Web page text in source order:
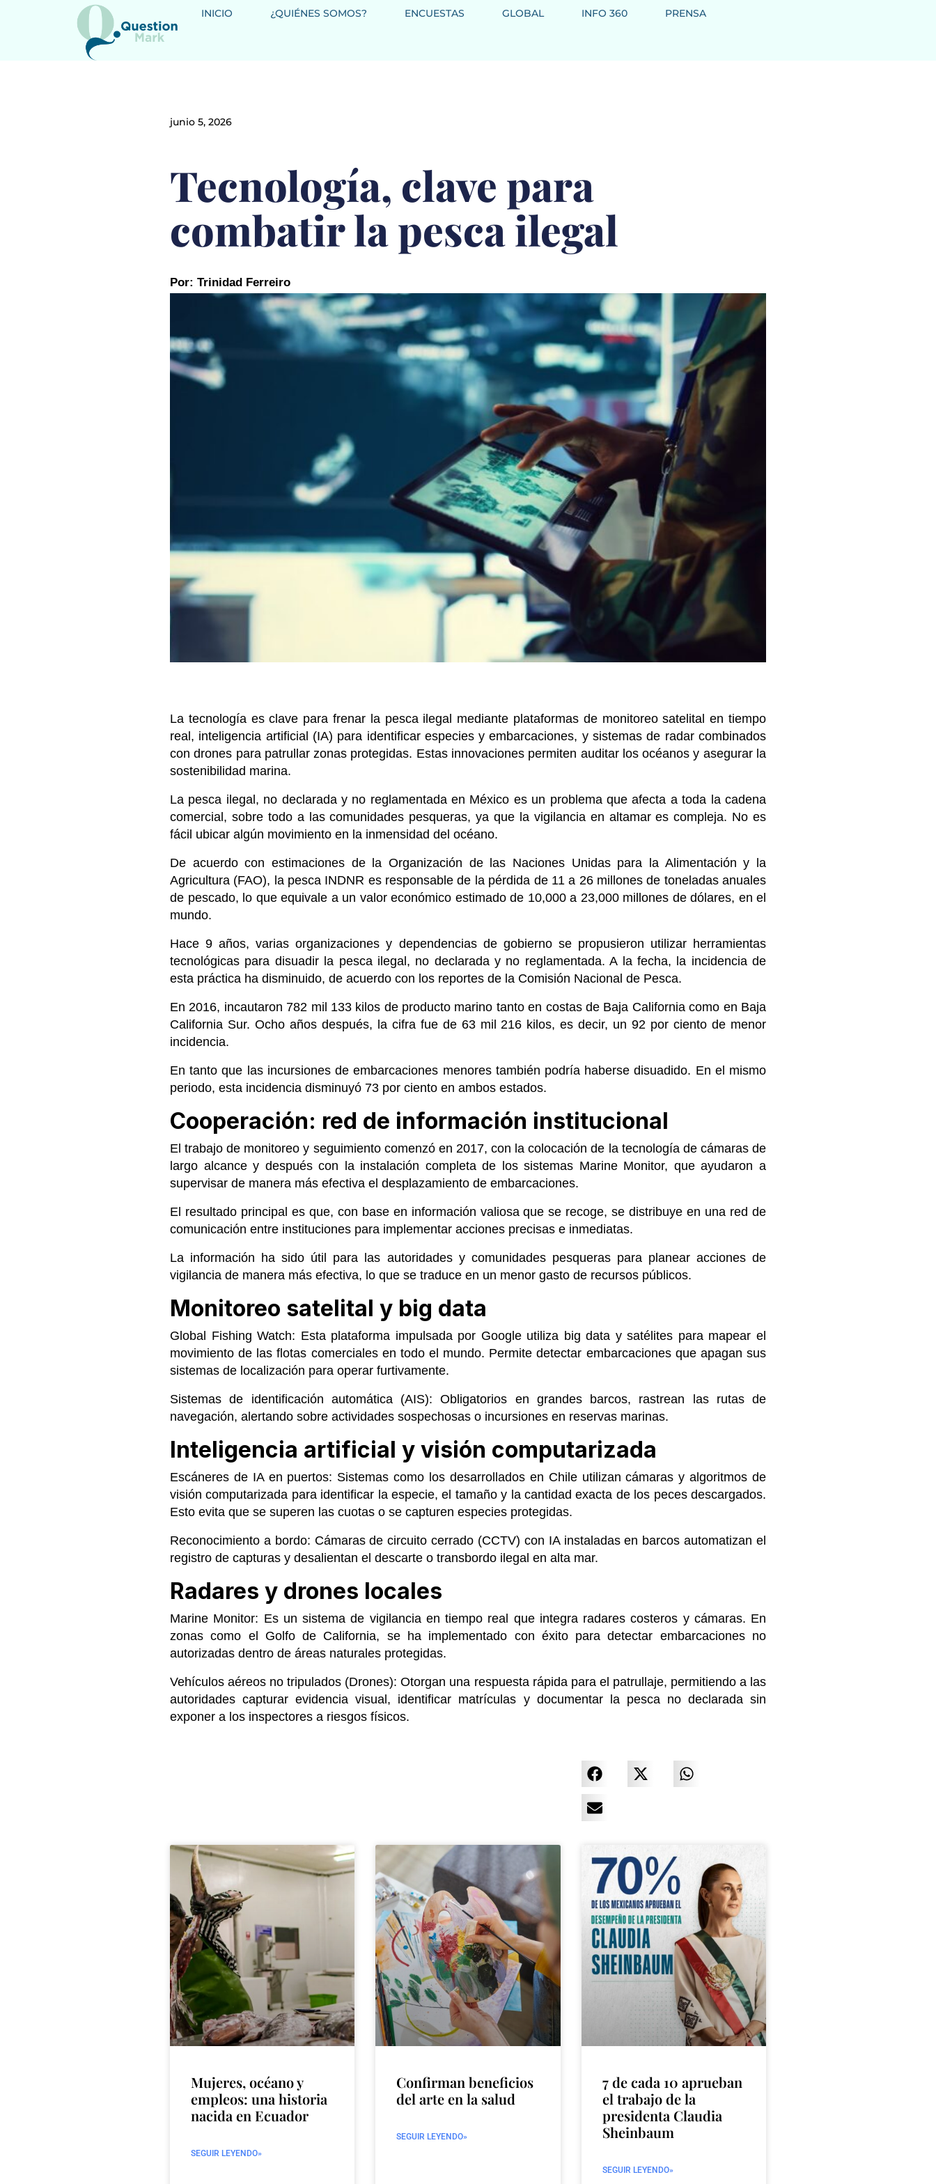
INICIO ¿QUIÉNES SOMOS? ENCUESTAS GLOBAL INFO 360 PRENSA
junio 5, 2026
Tecnología, clave para
combatir la pesca ilegal
Por: Trinidad Ferreiro
La tecnología es clave para frenar la pesca ilegal mediante plataformas de monitoreo satelital en tiempo
real, inteligencia artificial (IA) para identificar especies y embarcaciones, y sistemas de radar combinados
con drones para patrullar zonas protegidas. Estas innovaciones permiten auditar los océanos y asegurar la
sostenibilidad marina.
La pesca ilegal, no declarada y no reglamentada en México es un problema que afecta a toda la cadena
comercial, sobre todo a las comunidades pesqueras, ya que la vigilancia en altamar es compleja. No es
fácil ubicar algún movimiento en la inmensidad del océano.
De acuerdo con estimaciones de la Organización de las Naciones Unidas para la Alimentación y la
Agricultura (FAO), la pesca INDNR es responsable de la pérdida de 11 a 26 millones de toneladas anuales
de pescado, lo que equivale a un valor económico estimado de 10,000 a 23,000 millones de dólares, en el
mundo.
Hace 9 años, varias organizaciones y dependencias de gobierno se propusieron utilizar herramientas
tecnológicas para disuadir la pesca ilegal, no declarada y no reglamentada. A la fecha, la incidencia de
esta práctica ha disminuido, de acuerdo con los reportes de la Comisión Nacional de Pesca.
En 2016, incautaron 782 mil 133 kilos de producto marino tanto en costas de Baja California como en Baja
California Sur. Ocho años después, la cifra fue de 63 mil 216 kilos, es decir, un 92 por ciento de menor
incidencia.
En tanto que las incursiones de embarcaciones menores también podría haberse disuadido. En el mismo
periodo, esta incidencia disminuyó 73 por ciento en ambos estados.
Cooperación: red de información institucional
El trabajo de monitoreo y seguimiento comenzó en 2017, con la colocación de la tecnología de cámaras de
largo alcance y después con la instalación completa de los sistemas Marine Monitor, que ayudaron a
supervisar de manera más efectiva el desplazamiento de embarcaciones.
El resultado principal es que, con base en información valiosa que se recoge, se distribuye en una red de
comunicación entre instituciones para implementar acciones precisas e inmediatas.
La información ha sido útil para las autoridades y comunidades pesqueras para planear acciones de
vigilancia de manera más efectiva, lo que se traduce en un menor gasto de recursos públicos.
Monitoreo satelital y big data
Global Fishing Watch: Esta plataforma impulsada por Google utiliza big data y satélites para mapear el
movimiento de las flotas comerciales en todo el mundo. Permite detectar embarcaciones que apagan sus
sistemas de localización para operar furtivamente.
Sistemas de identificación automática (AIS): Obligatorios en grandes barcos, rastrean las rutas de
navegación, alertando sobre actividades sospechosas o incursiones en reservas marinas.
Inteligencia artificial y visión computarizada
Escáneres de IA en puertos: Sistemas como los desarrollados en Chile utilizan cámaras y algoritmos de
visión computarizada para identificar la especie, el tamaño y la cantidad exacta de los peces descargados.
Esto evita que se superen las cuotas o se capturen especies protegidas.
Reconocimiento a bordo: Cámaras de circuito cerrado (CCTV) con IA instaladas en barcos automatizan el
registro de capturas y desalientan el descarte o transbordo ilegal en alta mar.
Radares y drones locales
Marine Monitor: Es un sistema de vigilancia en tiempo real que integra radares costeros y cámaras. En
zonas como el Golfo de California, se ha implementado con éxito para detectar embarcaciones no
autorizadas dentro de áreas naturales protegidas.
Vehículos aéreos no tripulados (Drones): Otorgan una respuesta rápida para el patrullaje, permitiendo a las
autoridades capturar evidencia visual, identificar matrículas y documentar la pesca no declarada sin
exponer a los inspectores a riesgos físicos.
Mujeres, océano y
empleos: una historia
nacida en Ecuador
SEGUIR LEYENDO»
Confirman beneficios
del arte en la salud
SEGUIR LEYENDO»
7 de cada 10 aprueban
el trabajo de la
presidenta Claudia
Sheinbaum
SEGUIR LEYENDO»